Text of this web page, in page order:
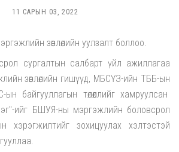
11 САРЫН 03, 2022
зөвлөлийн уулзалт боллоо.
сургалтын салбарт үйл ажиллагаа
зөвлөлийн гишүүд, МБСҮЗ-ийн ТББ-ын
ын байгууллагын төлөөллийг хамруулсан
ийг БШУЯ-ны мэргэжлийн боловсрол
хэрэгжилтийг зохицуулах хэлтэстэй